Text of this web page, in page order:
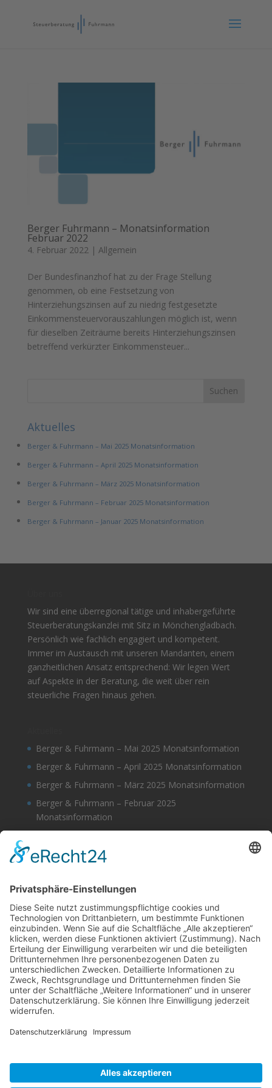
Berger Fuhrmann – Monatsinformation
Februar 2022
4. Februar 2022 | Allgemein
Der Bundesfinanzhof hat zu der Frage Stellung
genommen, ob eine Festsetzung von
Hinterziehungszinsen auf zu niedrig festgesetzte
Einkommensteuervorauszahlungen möglich ist, wenn
für dieselben Zeiträume bereits Hinterziehungszinsen
betreffend verkürzter Einkommensteuer...
Aktuelles
Berger & Fuhrmann – Mai 2025 Monatsinformation
Berger & Fuhrmann – April 2025 Monatsinformation
Berger & Fuhrmann – März 2025 Monatsinformation
Berger & Fuhrmann – Februar 2025 Monatsinformation
Berger & Fuhrmann – Januar 2025 Monatsinformation
Wir sind eine überregional tätige und inhabergeführte
Steuerberatungskanzlei mit Sitz in Mönchengladbach.
Persönlich wie fachlich engagiert und kompetent.
Immer im Austausch mit unseren Mandanten, einem
ganzheitlichen Ansatz entsprechend: Wir legen Wert
auf Aspekte in der Beratung, die weit über rein
steuerliche Fragen hinaus gehen.
Berger & Fuhrmann – Mai 2025 Monatsinformation
Berger & Fuhrmann – April 2025 Monatsinformation
Berger & Fuhrmann – März 2025 Monatsinformation
Berger & Fuhrmann – Februar 2025
Monatsinformation
Monatsinformation
Suche
Datenschutz
Cookie-Einstellungen
Sonstige
Kontakt
Facebook
Anfahrt & Lageplan